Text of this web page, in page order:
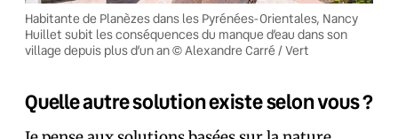
Habitante de Planèzes dans les Pyrénées-Orientales, Nancy
Huillet subit les conséquences du manque d’eau dans son
village depuis plus d’un an © Alexandre Carré / Vert
Quelle autre solution existe selon vous ?